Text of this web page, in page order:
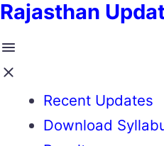
Rajasthan
Recent Updates
Download